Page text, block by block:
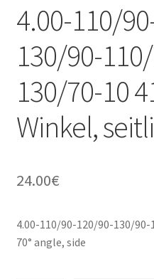
4.00-110/
130/90-
130/70-10
Winkel,
24.00€
4.00-110/90-120/90-130/
70° angle, side